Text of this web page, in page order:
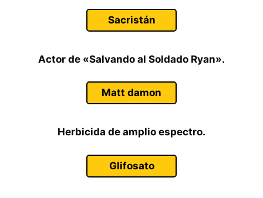
Sacristán
Actor de «Salvando al Soldado Ryan».
Matt damon
Herbicida de amplio espectro.
Glifosato